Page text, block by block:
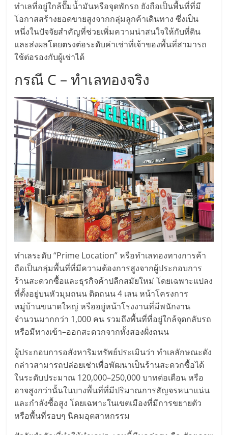
รวม
ข้อมูล
ธุรกิจ
SME
แห่ง
ประเทศไทย,
ThaiSMEsCenter,
รวม
มอี
ไทย,
SMEs,
แฟ
รน
ไชส์,
ปรึกษา
แฟ
รน
ไชส์,
รวม
แฟ
รน
ไชส์
แฟ
รน
ไชส์
แฟ
รน
ไชส์
ทำเลที่อยู่ใกล้ปั๊มน้ำมันหรือจุดพักรถ ยังถือเป็นพื้นที่ที่มี
โอกาสสร้างยอดขายสูงจากกลุ่มลูกค้าเดินทาง ซึ่งเป็น
หนึ่งในปัจจัยสำคัญที่ช่วยเพิ่มความน่าสนใจให้กับที่ดิน
และส่งผลโดยตรงต่อระดับค่าเช่าที่เจ้าของพื้นที่สามารถ
ใช้ต่อรองกับผู้เช่าได้
กรณี C – ทำเลทองจริง
ทำเลระดับ “Prime Location” หรือทำเลทองทางการค้า
ถือเป็นกลุ่มพื้นที่ที่มีความต้องการสูงจากผู้ประกอบการ
ร้านสะดวกซื้อและธุรกิจค้าปลีกสมัยใหม่ โดยเฉพาะแปลง
ที่ตั้งอยู่บนหัวมุมถนน ติดถนน 4 เลน หน้าโครงการ
หมู่บ้านขนาดใหญ่ หรืออยู่หน้าโรงงานที่มีพนักงาน
จำนวนมากกว่า 1,000 คน รวมถึงพื้นที่ที่อยู่ใกล้จุดกลับรถ
หรือมีทางเข้า–ออกสะดวกจากทั้งสองฝั่งถนน
ผู้ประกอบการอสังหาริมทรัพย์ประเมินว่า ทำเลลักษณะดัง
กล่าวสามารถปล่อยเช่าเพื่อพัฒนาเป็นร้านสะดวกซื้อได้
ในระดับประมาณ 120,000–250,000 บาทต่อเดือน หรือ
อาจสูงกว่านั้นในบางพื้นที่ที่มีปริมาณการสัญจรหนาแน่น
และกำลังซื้อสูง โดยเฉพาะในเขตเมืองที่มีการขยายตัว
หรือพื้นที่รอบๆ นิคมอุตสาหกรรม